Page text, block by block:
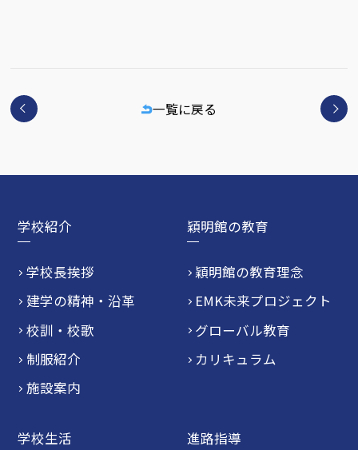
一覧に戻る
学校紹介
学校長挨拶
建学の精神・沿革
校訓・校歌
制服紹介
施設案内
穎明館の教育
穎明館の教育理念
EMK未来プロジェクト
グローバル教育
カリキュラム
学校生活 進路指導